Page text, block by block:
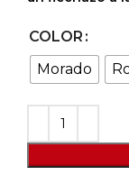
COLOR
Morado